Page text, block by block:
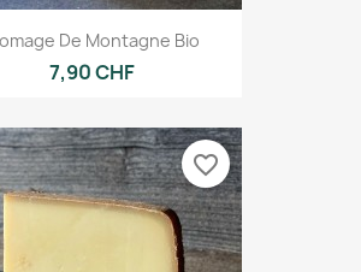
De Montagne Bio
7,90 CHF
favorite_border